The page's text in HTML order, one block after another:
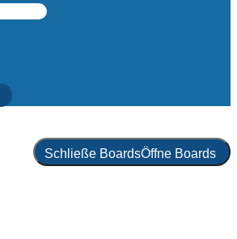
Schließe BoardsÖffne Boards